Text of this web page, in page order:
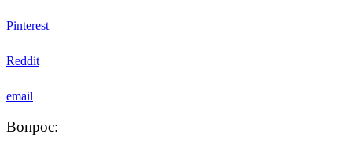
Pinterest
Reddit
email
Вопрос: